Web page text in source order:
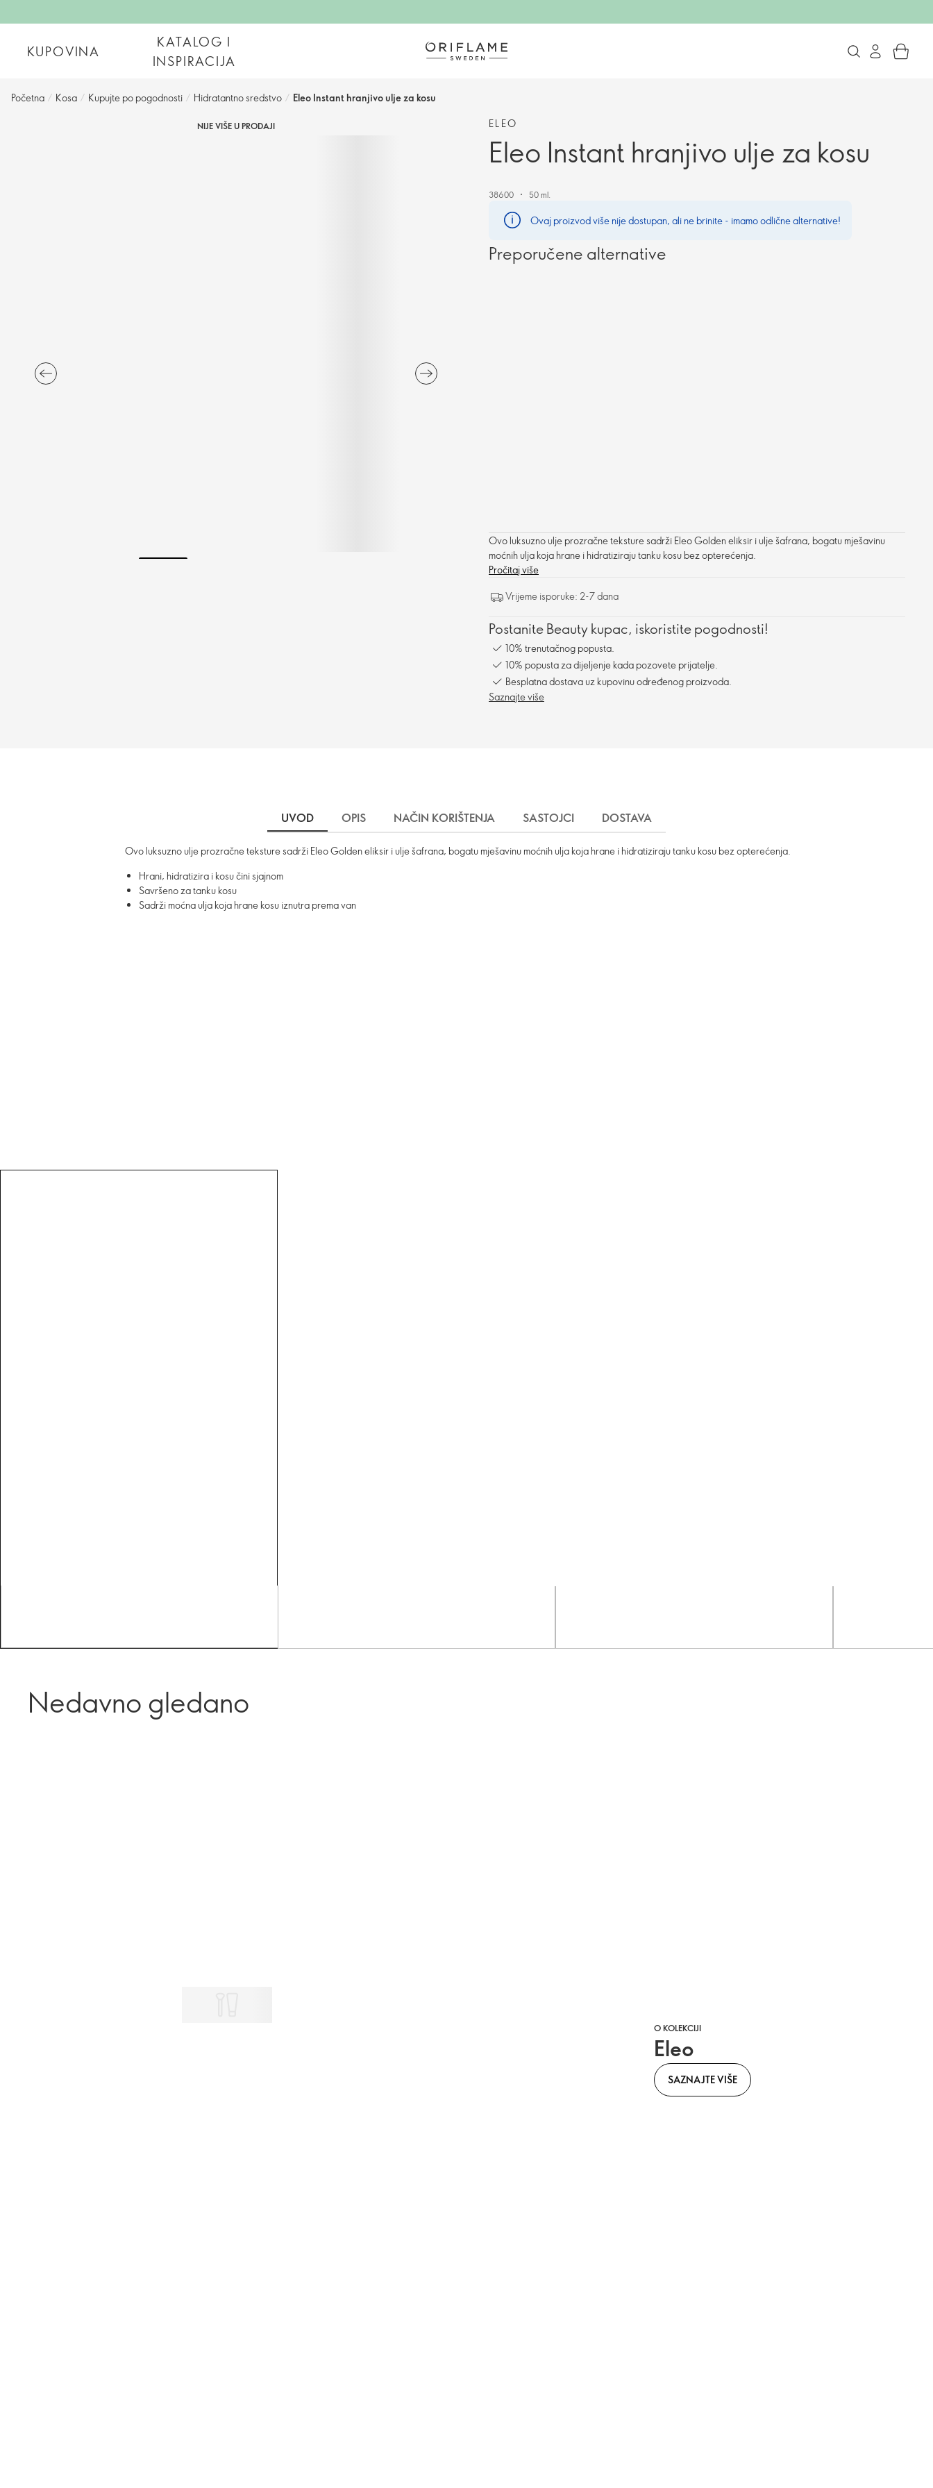
KUPOVINA
KATALOG I
INSPIRACIJA
Početna / Kosa / Kupujte po pogodnosti / Hidratantno sredstvo / Eleo Instant hranjivo ulje za kosu
NIJE VIŠE U PRODAJI ELEO
Eleo Instant hranjivo ulje za kosu
38600 50 ml.
Ovaj proizvod više nije dostupan, ali ne brinite - imamo odlične alternative!
Preporučene alternative
Ovo luksuzno ulje prozračne teksture sadrži Eleo Golden eliksir i ulje šafrana, bogatu mješavinu
moćnih ulja koja hrane i hidratiziraju tanku kosu bez opterećenja.
Pročitaj više
Vrijeme isporuke: 2-7 dana
Postanite Beauty kupac, iskoristite pogodnosti!
10% trenutačnog popusta.
10% popusta za dijeljenje kada pozovete prijatelje.
Besplatna dostava uz kupovinu određenog proizvoda.
Saznajte više
UVOD OPIS NAČIN KORIŠTENJA SASTOJCI DOSTAVA
Ovo luksuzno ulje prozračne teksture sadrži Eleo Golden eliksir i ulje šafrana, bogatu mješavinu moćnih ulja koja hrane i hidratiziraju tanku kosu bez opterećenja.
Hrani, hidratizira i kosu čini sjajnom
Savršeno za tanku kosu
Sadrži moćna ulja koja hrane kosu iznutra prema van
Nedavno gledano
O KOLEKCIJI
Eleo
SAZNAJTE VIŠE